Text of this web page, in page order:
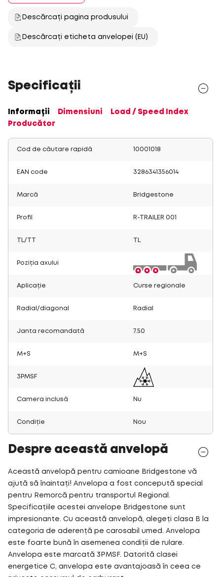
Descărcați pagina produsului
Descărcați eticheta anvelopei (EU)
Specificații
Informații Dimensiuni
Load / Speed Index
Producător
Cod de căutare rapidă 10001018
EAN code 3286341356014
Marcă Bridgestone
Profil R-TRAILER 001
TL/TT
Poziția axului
Aplicație Curse regionale
Radial/diagonal Radial
Janta recomandată 7.50
M+S M+S
3PMSF
Camera inclusă Nu
Condiție Nou
Despre această anvelopă
Această anvelopă pentru camioane Bridgestone vă
ajută să înaintați! Anvelopa a fost concepută special
pentru Remorcă pentru transportul Regional.
Specificațiile acestei anvelope Bridgestone sunt
impresionante. Cu această anvelopă, alegeți clasa B la
categoria de aderență pe carosabil umed. Anvelopa
este foarte bună în asemenea condiții de rulare.
Anvelopa este marcată 3PMSF. Datorită clasei
energetice C, anvelopa este avantajoasă în ceea ce